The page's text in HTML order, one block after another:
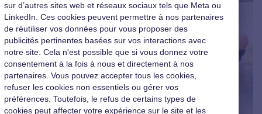
sur d’autres sites web et réseaux sociaux tels que Meta ou
LinkedIn. Ces cookies peuvent permettre à nos partenaires
de réutiliser vos données pour vous proposer des
publicités pertinentes basées sur vos interactions avec
notre site. Cela n'est possible que si vous donnez votre
consentement à la fois à nous et directement à nos
partenaires. Vous pouvez accepter tous les cookies,
refuser les cookies non essentiels ou gérer vos
préférences. Toutefois, le refus de certains types de
cookies peut affecter votre expérience sur le site et les